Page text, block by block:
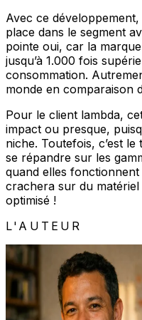
Avec ce
place dans le segment
pointe oui, car la
jusqu’à 1.000 fois
consommation.
monde en comparaison
Pour le client lambda,
impact ou presque,
niche. Toutefois, c’est
se répandre sur les
quand elles
crachera sur du
optimisé !
L'AUTEUR